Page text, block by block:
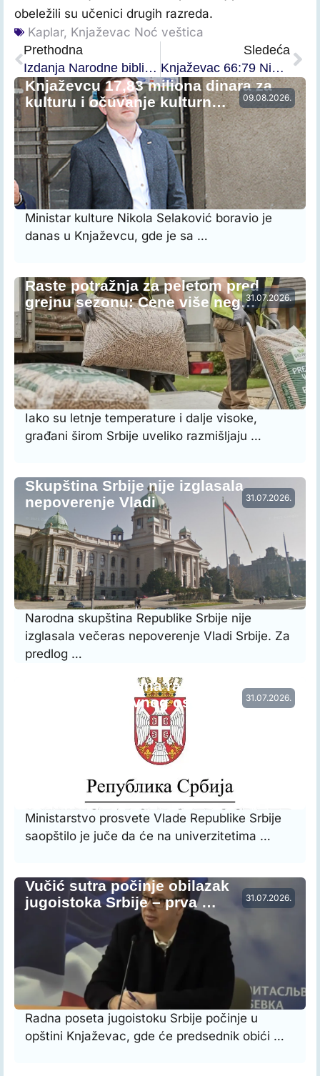
obeležili su učenici drugih razreda.
Kaplar, Knjaževac Noć veštica
Prethodna
Izdanja Narodne biblioteke na beogradskom sajmu knjiga
Sledeća
Knjaževac 66:79 Niš Fair playy
09.08.2026.
Knjaževcu 17,83 miliona dinara za
kulturu i očuvanje kulturn…
Ministar kulture Nikola Selaković boravio je
danas u Knjaževcu, gde je sa …
31.07.2026.
Raste potražnja za peletom pred
grejnu sezonu: Cene više neg…
Iako su letnje temperature i dalje visoke,
građani širom Srbije uveliko razmišljaju …
31.07.2026.
Skupština Srbije nije izglasala
nepoverenje Vladi
Narodna skupština Republike Srbije nije
izglasala večeras nepoverenje Vladi Srbije. Za
predlog …
31.07.2026.
Vraćena prethodna raspodela radnog
vremena nastavnog osoblja…
Ministarstvo prosvete Vlade Republike Srbije
saopštilo je juče da će na univerzitetima …
31.07.2026.
Vučić sutra počinje obilazak
jugoistoka Srbije – prva …
Radna poseta jugoistoku Srbije počinje u
opštini Knjaževac, gde će predsednik obići …